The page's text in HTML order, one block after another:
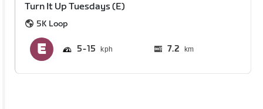
Turn It Up Tuesdays (E)
5K Loop
5 15 7.2 km